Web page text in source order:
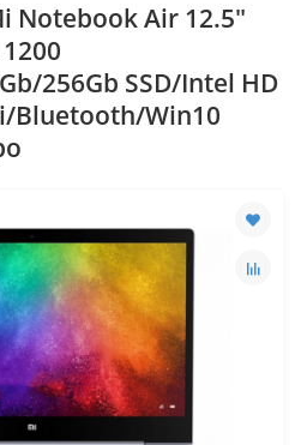
Notebook Air 12.5"
256Gb SSD/Intel HD
Bluetooth/Win10